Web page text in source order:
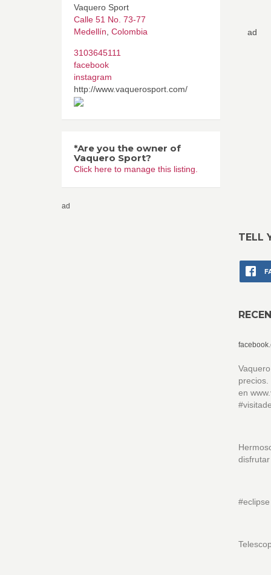
ad
TELL
en
Vaquero Sport
Calle 51 No. 73-77
Medellín Colombia
3103645111
facebook
instagram
http://www.vaquerosport.com/
*Are you the owner of
Vaquero Sport?
Click here to manage this listing.
ad